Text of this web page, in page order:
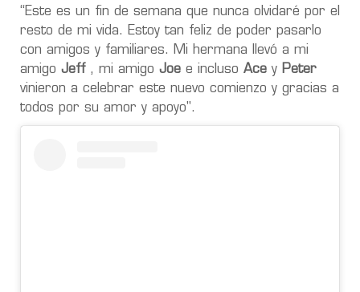
“Este es un fin de semana que nunca olvidaré por el
resto de mi vida. Estoy tan feliz de poder pasarlo
con amigos y familiares. Mi hermana llevó a mi
amigo Jeff, mi amigo Joe e incluso Ace y Peter
vinieron a celebrar este nuevo comienzo y gracias a
todos por su amor y apoyo".